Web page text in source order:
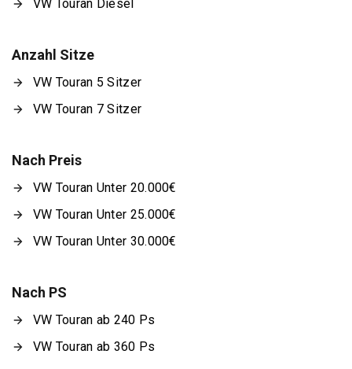
VW Touran Diesel
Anzahl Sitze
VW Touran 5 Sitzer
VW Touran 7 Sitzer
Nach Preis
VW Touran Unter 20.000€
VW Touran Unter 25.000€
VW Touran Unter 30.000€
Nach PS
VW Touran ab 240 Ps
VW Touran ab 360 Ps